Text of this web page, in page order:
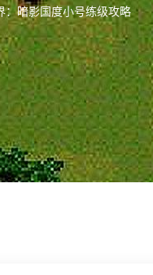
：暗影国度小号练级攻略